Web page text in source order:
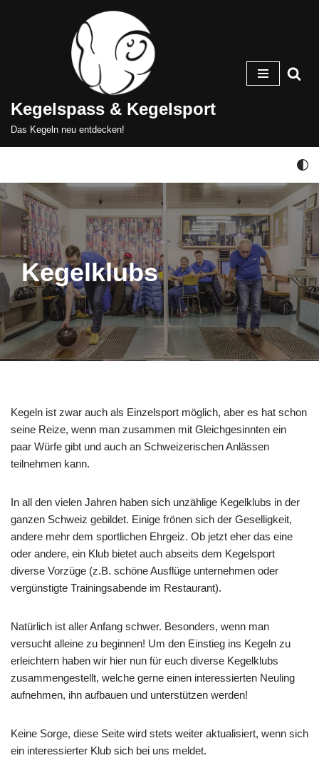
Kegelspass & Kegelsport
Das Kegeln neu entdecken!
Kegelklubs
Kegeln ist zwar auch als Einzelsport möglich, aber es hat schon
seine Reize, wenn man zusammen mit Gleichgesinnten ein
paar Würfe gibt und auch an Schweizerischen Anlässen
teilnehmen kann.
In all den vielen Jahren haben sich unzählige Kegelklubs in der
ganzen Schweiz gebildet. Einige frönen sich der Geselligkeit,
andere mehr dem sportlichen Ehrgeiz. Ob jetzt eher das eine
oder andere, ein Klub bietet auch abseits dem Kegelsport
diverse Vorzüge (z.B. schöne Ausflüge unternehmen oder
vergünstigte Trainingsabende im Restaurant).
Natürlich ist aller Anfang schwer. Besonders, wenn man
versucht alleine zu beginnen! Um den Einstieg ins Kegeln zu
erleichtern haben wir hier nun für euch diverse Kegelklubs
zusammengestellt, welche gerne einen interessierten Neuling
aufnehmen, ihn aufbauen und unterstützen werden!
Keine Sorge, diese Seite wird stets weiter aktualisiert, wenn sich
ein interessierter Klub sich bei uns meldet.